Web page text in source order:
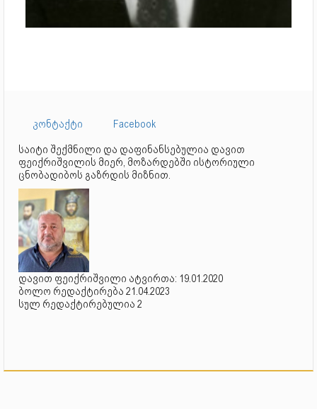
კონტაქტი
Facebook
საიტი შექმნილი და დაფინანსებულია დავით
ფეიქრიშვილის მიერ, მოზარდებში ისტორიული
ცნობადიბოს გაზრდის მიზნით.
დავით ფეიქრიშვილი ატვირთა: 19.01.2020
ბოლო რედაქტირება 21.04.2023
სულ რედაქტირებულია 2